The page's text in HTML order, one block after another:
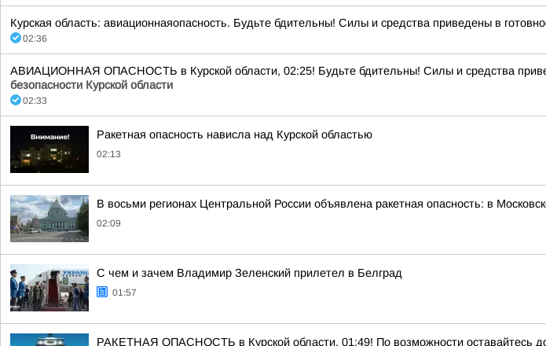
Курская область: авиационнаяопасность. Будьте бдительны! Силы и средства приведены в
02:36
АВИАЦИОННАЯ ОПАСНОСТЬ в Курской области, 02:25! Будьте бдительны! Силы и средства
безопасности Курской области
02:33
Ракетная опасность нависла над Курской областью
02:13
В восьми регионах Центральной России объявлена ракетная опасность: в
02:09
С чем и зачем Владимир Зеленский прилетел в Белград
01:57
РАКЕТНАЯ ОПАСНОСТЬ в Курской области, 01:49! По возможности оставайтесь